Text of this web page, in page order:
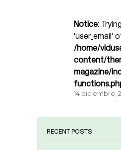
Notice:
'user_email'
/home/
content/
magazine/
14 diciembre,
RECENT POSTS